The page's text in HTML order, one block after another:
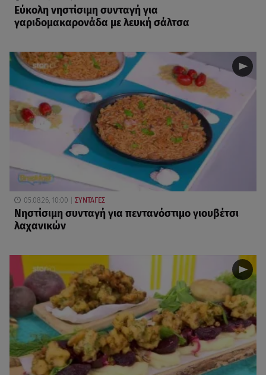
Eύκολη νηστίσιμη συνταγή για
γαριδομακαρονάδα με λευκή σάλτσα
05.08.26, 10:00 ΣΥΝΤΑΓΕΣ
Νηστίσιμη συνταγή για πεντανόστιμο γιουβέτσι
λαχανικών